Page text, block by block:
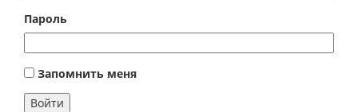
Пароль
Запомнить меня
Войти